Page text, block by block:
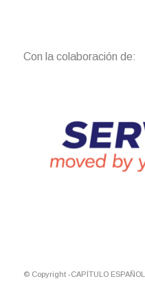
Con la colaboración de:
© Copyright -CAPÍTULO